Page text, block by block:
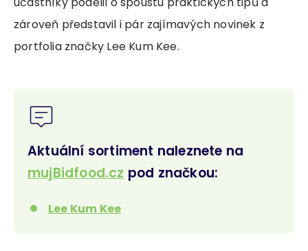
zároveň představil i pár zajímavých novinek z
portfolia značky Lee Kum Kee.
Aktuální sortiment naleznete na
mujBidfood.cz pod značkou:
Lee Kum Kee